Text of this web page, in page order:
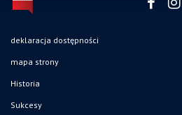
deklaracja dostępności
mapa strony
Historia
Sukcesy